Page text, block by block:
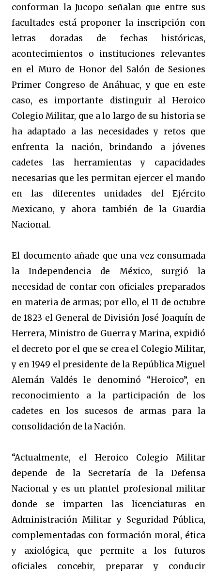
conforman la Jucopo señalan que entre sus
facultades está proponer la inscripción con
letras doradas de fechas históricas,
acontecimientos o instituciones relevantes
en el Muro de Honor del Salón de Sesiones
Primer Congreso de Anáhuac, y que en este
caso, es importante distinguir al Heroico
Colegio Militar, que a lo largo de su historia se
ha adaptado a las necesidades y retos que
enfrenta la nación, brindando a jóvenes
cadetes las herramientas y capacidades
necesarias que les permitan ejercer el mando
en las diferentes unidades del Ejército
Mexicano, y ahora también de la Guardia
Nacional.
El documento añade que una vez consumada
la Independencia de México, surgió la
necesidad de contar con oficiales preparados
en materia de armas; por ello, el 11 de octubre
de 1823 el General de División José Joaquín de
Herrera, Ministro de Guerra y Marina, expidió
el decreto por el que se crea el Colegio Militar,
y en 1949 el presidente de la República Miguel
Alemán Valdés le denominó “Heroico”, en
reconocimiento a la participación de los
cadetes en los sucesos de armas para la
consolidación de la Nación.
“Actualmente, el Heroico Colegio Militar
depende de la Secretaría de la Defensa
Nacional y es un plantel profesional militar
donde se imparten las licenciaturas en
Administración Militar y Seguridad Pública,
complementadas con formación moral, ética
y axiológica, que permite a los futuros
oficiales concebir, preparar y conducir